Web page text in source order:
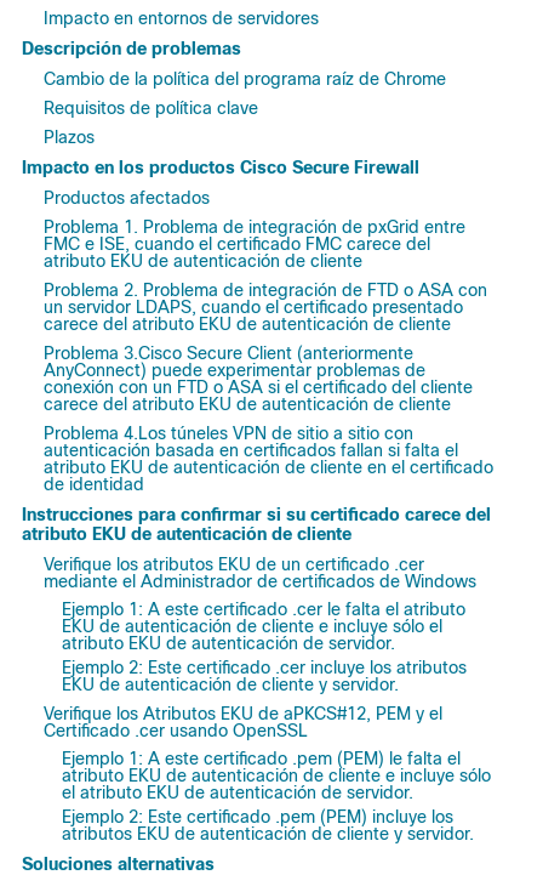
Impacto en entornos de servidores
Descripción de problemas
Cambio de la política del programa raíz de Chrome
Requisitos de política clave
Plazos
Impacto en los productos Cisco Secure Firewall
Productos afectados
Problema 1. Problema de integración de pxGrid entre
FMC e ISE, cuando el certificado FMC carece del
atributo EKU de autenticación de cliente
Problema 2. Problema de integración de FTD o ASA con
un servidor LDAPS, cuando el certificado presentado
carece del atributo EKU de autenticación de cliente
Problema 3.Cisco Secure Client (anteriormente
AnyConnect) puede experimentar problemas de
conexión con un FTD o ASA si el certificado del cliente
carece del atributo EKU de autenticación de cliente
Problema 4.Los túneles VPN de sitio a sitio con
autenticación basada en certificados fallan si falta el
atributo EKU de autenticación de cliente en el certificado
de identidad
Instrucciones para confirmar si su certificado carece del
atributo EKU de autenticación de cliente
Verifique los atributos EKU de un certificado .cer
mediante el Administrador de certificados de Windows
Ejemplo 1: A este certificado .cer le falta el atributo
EKU de autenticación de cliente e incluye sólo el
atributo EKU de autenticación de servidor.
Ejemplo 2: Este certificado .cer incluye los atributos
EKU de autenticación de cliente y servidor.
Verifique los Atributos EKU de aPKCS#12, PEM y el
Certificado .cer usando OpenSSL
Ejemplo 1: A este certificado .pem (PEM) le falta el
atributo EKU de autenticación de cliente e incluye sólo
el atributo EKU de autenticación de servidor.
Ejemplo 2: Este certificado .pem (PEM) incluye los
atributos EKU de autenticación de cliente y servidor.
Soluciones alternativas